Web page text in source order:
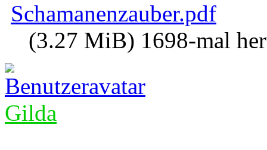
Schamanenzauber.pdf
(3.27 MiB) 1698-mal
Gilda